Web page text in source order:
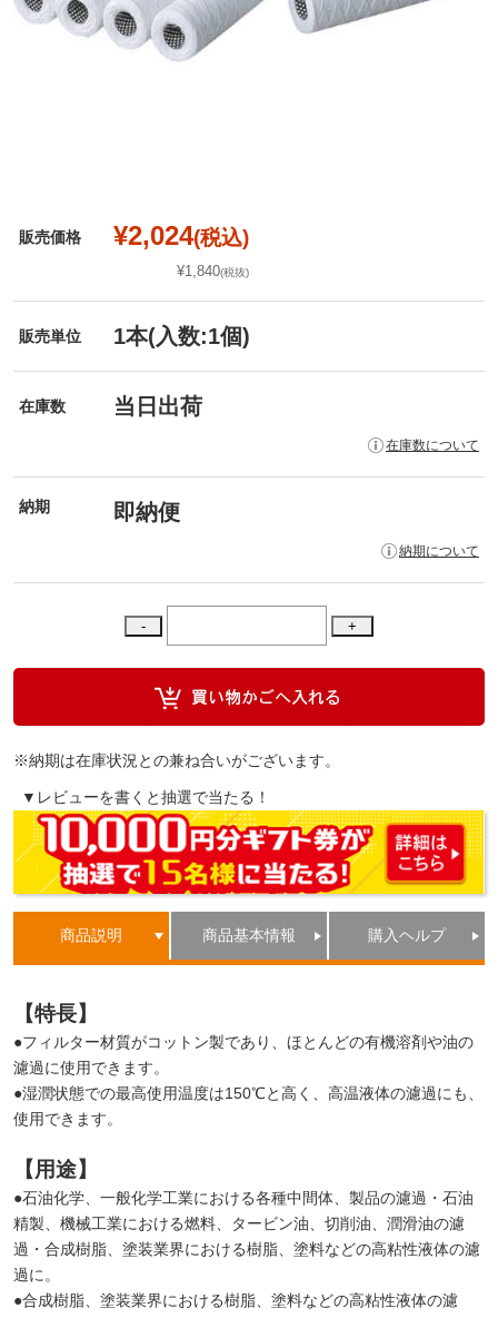
販売価格 ¥2,024(税込)
¥1,840(税抜)
販売単位 1本(入数:1個)
在庫数 当日出荷
在庫数について
納期 即納便
納期について
※納期は在庫状況との兼ね合いがございます。
▼レビューを書くと抽選で当たる！
商品説明 商品基本情報 購入ヘルプ
【特長】
●フィルター材質がコットン製であり、ほとんどの有機溶剤や油の
濾過に使用できます。
●湿潤状態での最高使用温度は150℃と高く、高温液体の濾過にも、
使用できます。
【用途】
●石油化学、一般化学工業における各種中間体、製品の濾過・石油
精製、機械工業における燃料、タービン油、切削油、潤滑油の濾
過・合成樹脂、塗装業界における樹脂、塗料などの高粘性液体の濾
過に。
●合成樹脂、塗装業界における樹脂、塗料などの高粘性液体の濾